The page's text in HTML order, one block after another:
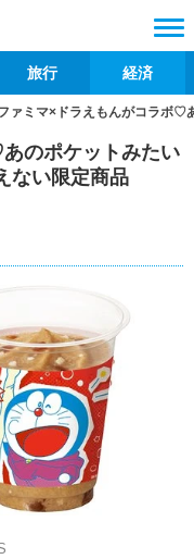
旅行 経済
ァミマ×ドラえもんがコラボ♡
のポケットみたい
ない限定商品